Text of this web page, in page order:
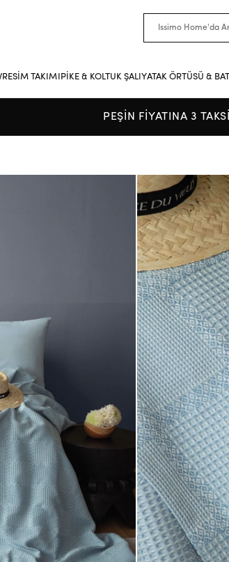
TAKIMI PİKE & KOLTUK ŞALIYATAK ÖRTÜSÜ &
PEŞİN FİYATINA 3